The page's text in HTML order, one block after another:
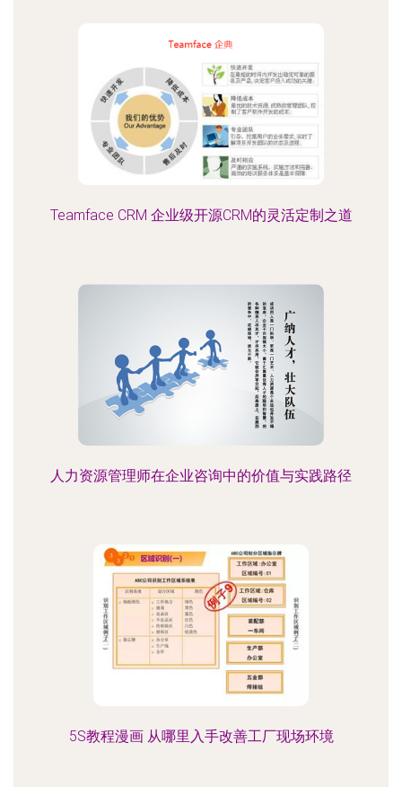
Teamface CRM 企业级开源CRM的灵活定制之道
人力资源管理师在企业咨询中的价值与实践路径
5S教程漫画 从哪里入手改善工厂现场环境